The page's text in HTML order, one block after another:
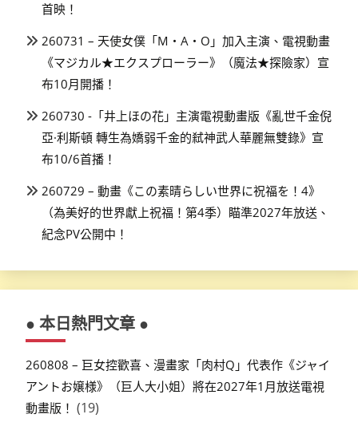
首映！
260731 – 天使女僕「M・A・O」加入主演、電視動畫
《マジカル★エクスプローラー》（魔法★探險家）宣
布10月開播！
260730 -「井上ほの花」主演電視動畫版《亂世千金倪
亞·利斯頓 轉生為嬌弱千金的弒神武人華麗無雙錄》宣
布10/6首播！
260729 – 動畫《この素晴らしい世界に祝福を！4》
（為美好的世界獻上祝福！第4季）瞄準2027年放送、
紀念PV公開中！
● 本日熱門文章 ●
260808 – 巨女控歡喜、漫畫家「肉村Q」代表作《ジャイ
アントお嬢様》（巨人大小姐）將在2027年1月放送電視
動畫版！ (19)